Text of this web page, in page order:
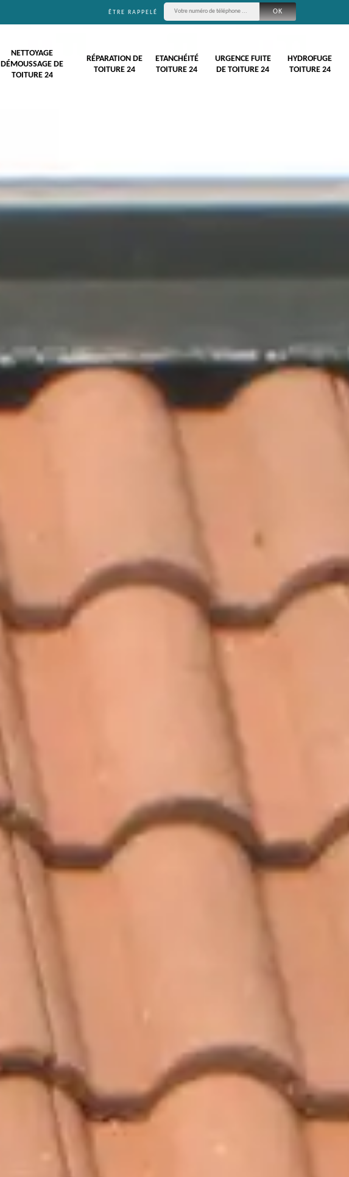
ÊTRE RAPPELÉ
NETTOYAGE
DÉMOUSSAGE DE
TOITURE 24
RÉPARATION DE
TOITURE 24
ETANCHÉITÉ
TOITURE 24
URGENCE FUITE
DE TOITURE 24
HYDROFUGE
TOITURE 24